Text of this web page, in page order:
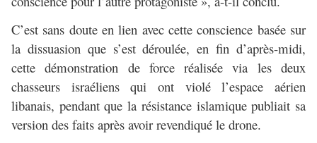
C’est sans doute en lien avec cette conscience basée sur
la dissuasion que s’est déroulée, en fin d’après-midi,
cette démonstration de force réalisée via les deux
chasseurs israéliens qui ont violé l’espace aérien
libanais, pendant que la résistance islamique publiait sa
version des faits après avoir revendiqué le drone.